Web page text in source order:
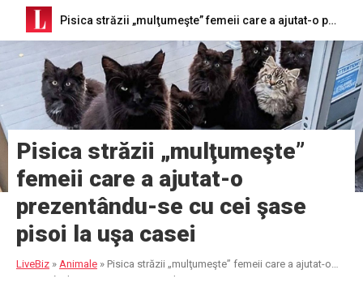
Pisica străzii „mulţumeşte” femeii care a ajutat-o prezentându-se cu cei şase pisoi la uşa casei
Pisica străzii „mulţumeşte”
femeii care a ajutat-o
prezentându-se cu cei şase
pisoi la uşa casei
LiveBiz » Animale » Pisica străzii „mulţumeşte” femeii care a ajutat-o
prezentându-se cu cei şase pisoi la uşa casei